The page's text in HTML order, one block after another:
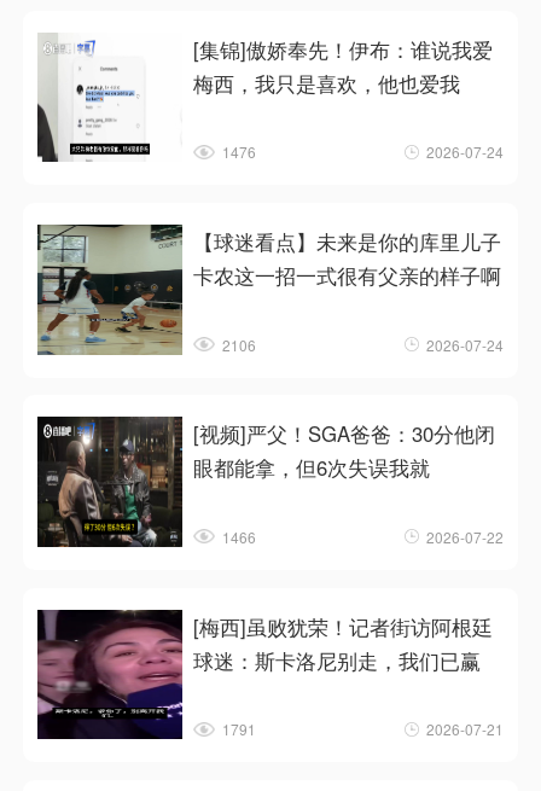
[集锦]傲娇奉先！伊布：谁说我爱
梅西，我只是喜欢，他也爱我
1476 2026-07-24
【球迷看点】未来是你的库里儿子
卡农这一招一式很有父亲的样子啊
2106 2026-07-24
[视频]严父！SGA爸爸：30分他闭
眼都能拿，但6次失误我就
1466 2026-07-22
[梅西]虽败犹荣！记者街访阿根廷
球迷：斯卡洛尼别走，我们已赢
1791 2026-07-21